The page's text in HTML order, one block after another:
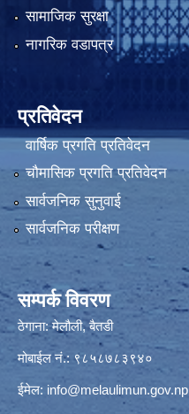
सामाजिक सुरक्षा
नागरिक वडापत्र
प्रतिवेदन
वार्षिक प्रगति प्रतिवेदन
चौमासिक प्रगति प्रतिवेदन
सार्वजनिक सुनुवाई
सार्वजनिक परीक्षण
सम्पर्क विवरण
ठेगाना: मेलौली, बैतडी
मोबाईल नं.: ९८५८७८३९४०
ईमेल: info@melaulimun.gov.np